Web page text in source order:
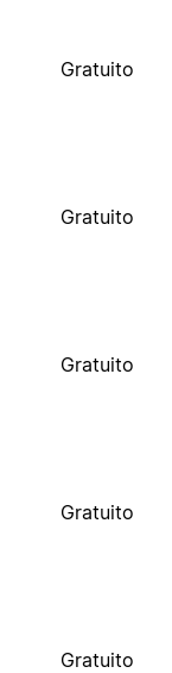
Gratuito
Gratuito
Gratuito
Gratuito
Gratuito